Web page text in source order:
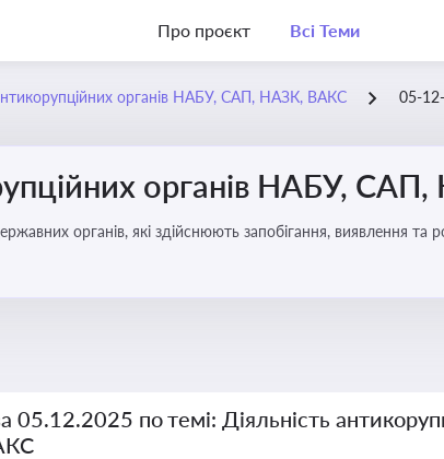
Про проєкт Всі Теми
органів НАБУ, САП, НАЗК, ВАКС 05-
органів НАБУ,
органів, які здійснюють запобігання, виявлення та
прозорості й доброчесності у державному
05.12.2025 по темі: Діяльність